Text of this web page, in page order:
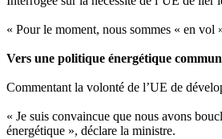
« Pour le moment, nous sommes « en vol
Vers une politique énergétique
Commentant la volonté de l’UE de
« Je suis convaincue que nous avons
énergétique », déclare la ministre.